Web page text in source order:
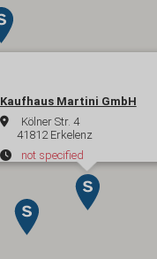
Kaufhaus Martini GmbH
Kölner Str. 4
41812 Erkelenz
not specified